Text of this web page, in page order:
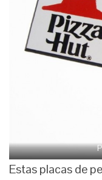
Estas placas de